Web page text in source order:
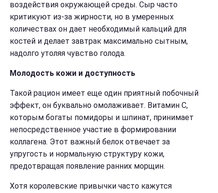
воздействия окружающей среды. Сыр часто
критикуют из-за жирности, но в умеренных
количествах он дает необходимый кальций для
костей и делает завтрак максимально сытным,
надолго утоляя чувство голода.
Молодость кожи и доступность
Такой рацион имеет еще один приятный побочный
эффект, он буквально омолаживает. Витамин С,
которым богаты помидоры и шпинат, принимает
непосредственное участие в формировании
коллагена. Этот важный белок отвечает за
упругость и нормальную структуру кожи,
предотвращая появление ранних морщин.
Хотя королевские привычки часто кажутся